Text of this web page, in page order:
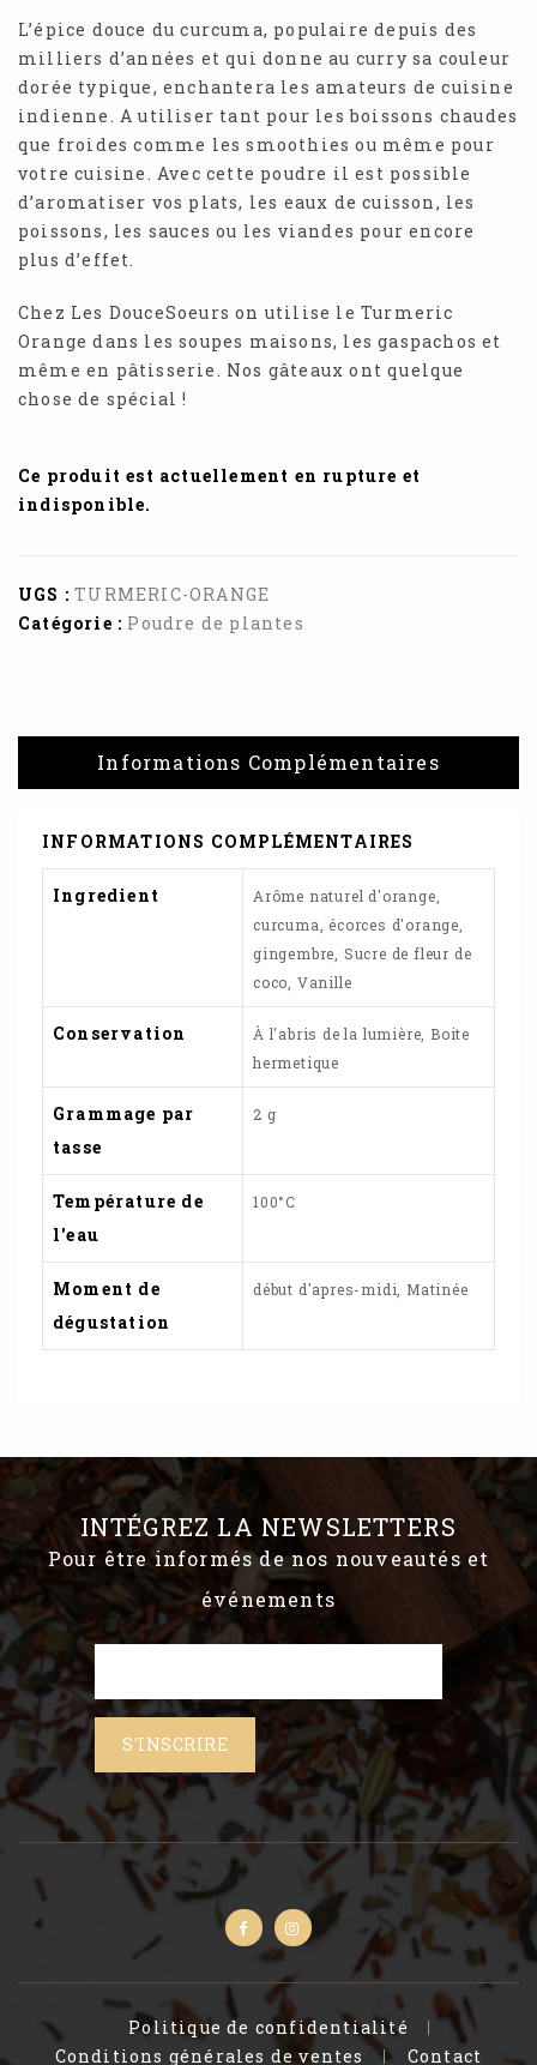
L’épice douce du curcuma, populaire depuis des
milliers d’années et qui donne au curry sa couleur
dorée typique, enchantera les amateurs de cuisine
indienne. A utiliser tant pour les boissons chaudes
que froides comme les smoothies ou même pour
votre cuisine. Avec cette poudre il est possible
d’aromatiser vos plats, les eaux de cuisson, les
poissons, les sauces ou les viandes pour encore
plus d’effet.
Chez Les DouceSoeurs on utilise le Turmeric
Orange dans les soupes maisons, les gaspachos et
même en pâtisserie. Nos gâteaux ont quelque
chose de spécial !
Ce produit est actuellement en rupture et
indisponible.
UGS :TURMERIC-ORANGE
Catégorie : Poudre de plantes
Informations Complémentaires
INFORMATIONS COMPLÉMENTAIRES
Ingredient
Arôme naturel d'orange,
curcuma, écorces d'orange,
gingembre, Sucre de fleur de
coco, Vanille
Conservation
À l'abris de la lumière, Boite
hermetique
Grammage par
tasse
2 g
Température de
l'eau
100°C
Moment de
dégustation
début d'apres-midi, Matinée
INTÉGREZ LA NEWSLETTERS
Pour être informés de nos nouveautés et
événements
Politique de confidentialité
Conditions générales de ventes
Contact